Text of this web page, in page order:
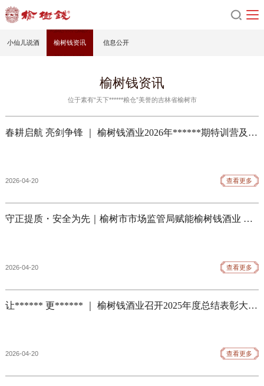
小仙儿说酒 榆树钱资讯 信息公开
榆树钱资讯
位于素有“天下******粮仓”美誉的吉林省榆树市
春耕启航 亮剑争锋 ｜ 榆树钱酒业2026年******期特训营及五星通关活动圆满落幕
2026-04-20 查看更多
守正提质・安全为先｜榆树市市场监管局赋能榆树钱酒业 法律法规专题会圆满举办
2026-04-20 查看更多
让****** 更****** ｜ 榆树钱酒业召开2025年度总结表彰大会暨2026年度工作部署会
2026-04-20 查看更多